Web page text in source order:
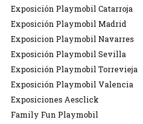
Exposición Playmobil Catarroja
Exposición Playmobil Madrid
Exposicion Playmobil Navarres
Exposición Playmobil Sevilla
Exposición Playmobil Torrevieja
Exposición Playmobil Valencia
Exposiciones Aesclick
Family Fun Playmobil